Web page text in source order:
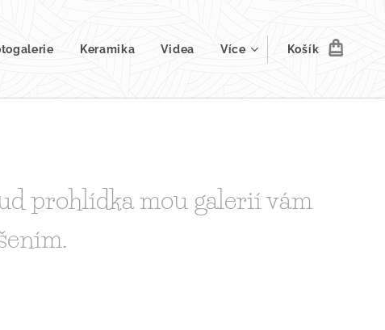
Keramika Videa Více Košík
prohlídka mou galerií vám